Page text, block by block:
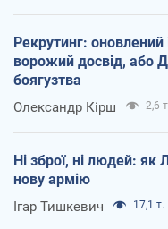
Рекрутинг:
ворожий досвід, або
боягузтва
Олександр Кірш 2,6 т.
Ні зброї, ні людей: як
нову армію
Ігар Тишкевич 17,1 т.